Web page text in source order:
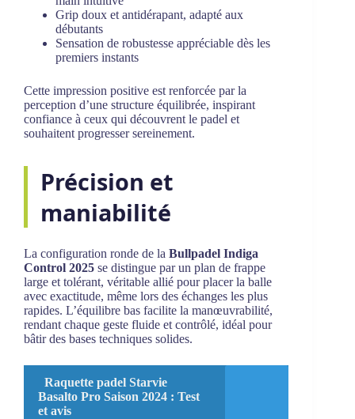
Grip doux et antidérapant, adapté aux
débutants
Sensation de robustesse appréciable dès les
premiers instants
Cette impression positive est renforcée par la
perception d’une structure équilibrée, inspirant
confiance à ceux qui découvrent le padel et
souhaitent progresser sereinement.
Précision et
maniabilité
La configuration ronde de la Bullpadel Indiga
Control 2025 se distingue par un plan de frappe
large et tolérant, véritable allié pour placer la balle
avec exactitude, même lors des échanges les plus
rapides. L’équilibre bas facilite la manœuvrabilité,
rendant chaque geste fluide et contrôlé, idéal pour
bâtir des bases techniques solides.
Raquette padel Starvie
Basalto Pro Saison 2024 : Test
et avis